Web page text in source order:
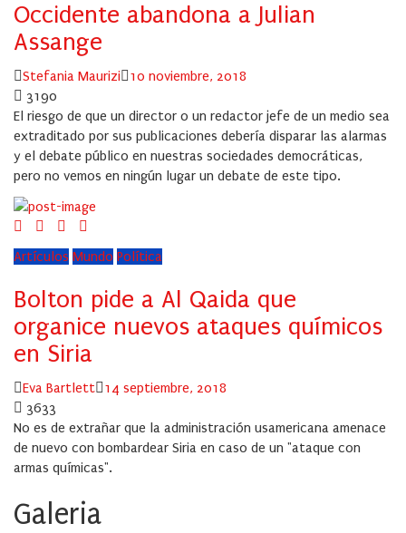
Occidente abandona a Julian
Assange
Author
Stefania Maurizi
Posted
10 noviembre, 2018
3190
El riesgo de que un director o un redactor jefe de un medio sea
extraditado por sus publicaciones debería disparar las alarmas
y el debate público en nuestras sociedades democráticas,
pero no vemos en ningún lugar un debate de este tipo.
Artículos Mundo Política
Bolton pide a Al Qaida que
organice nuevos ataques químicos
en Siria
Author
Eva Bartlett
Posted
14 septiembre, 2018
3633
No es de extrañar que la administración usamericana amenace
de nuevo con bombardear Siria en caso de un "ataque con
armas químicas".
Galeria